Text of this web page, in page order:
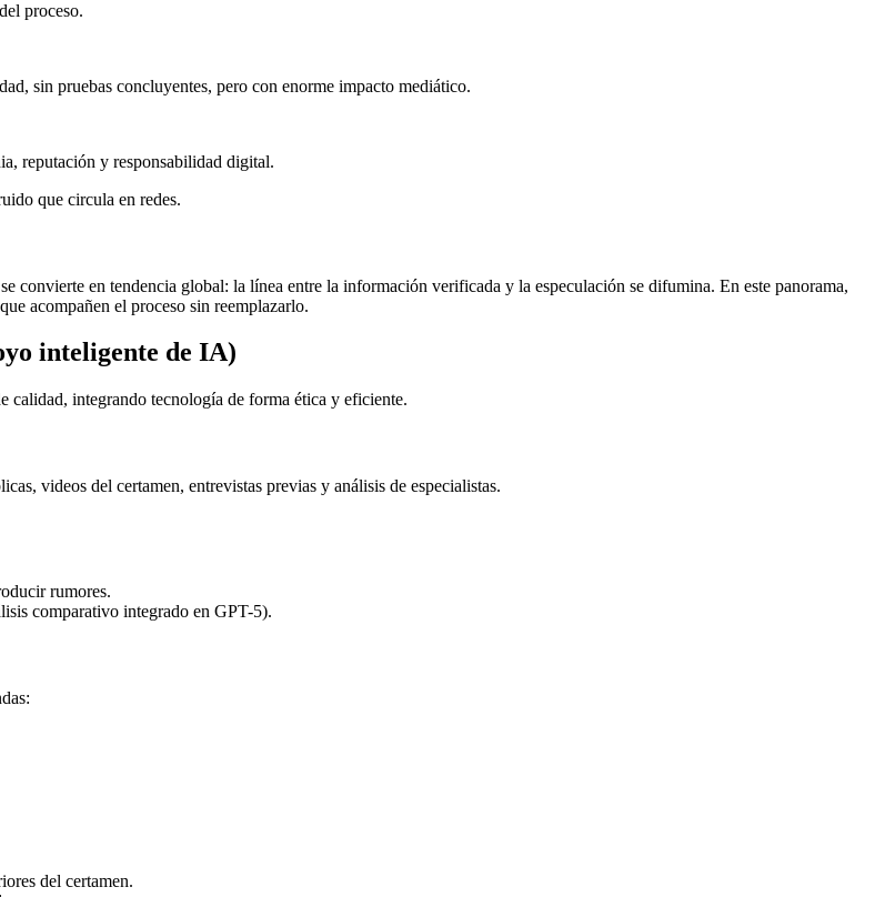
proceso.
sin pruebas concluyentes, pero con enorme impacto mediático.
reputación y responsabilidad digital.
que circula en redes.
convierte en tendencia global: la línea entre la información verificada y la especulación se difumina. En este panorama,
acompañen el proceso sin reemplazarlo.
inteligente de IA)
calidad, integrando tecnología de forma ética y eficiente.
videos del certamen, entrevistas previas y análisis de especialistas.
rumores.
comparativo integrado en GPT-5).
del certamen.